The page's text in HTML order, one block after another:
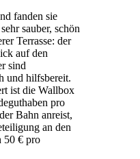
fanden sie
sauber, schön
Terrasse: der
auf den
sind
und hilfsbereit.
ist die Wallbox
pro
Bahn anreist,
an den
50 € pro